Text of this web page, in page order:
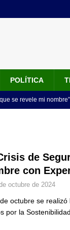
POLÍTICA
se revele mi
accidente de tránsito
tres
Vargas JUDICIALES
examen
de
con
octubre de 2024
octubre se
por la